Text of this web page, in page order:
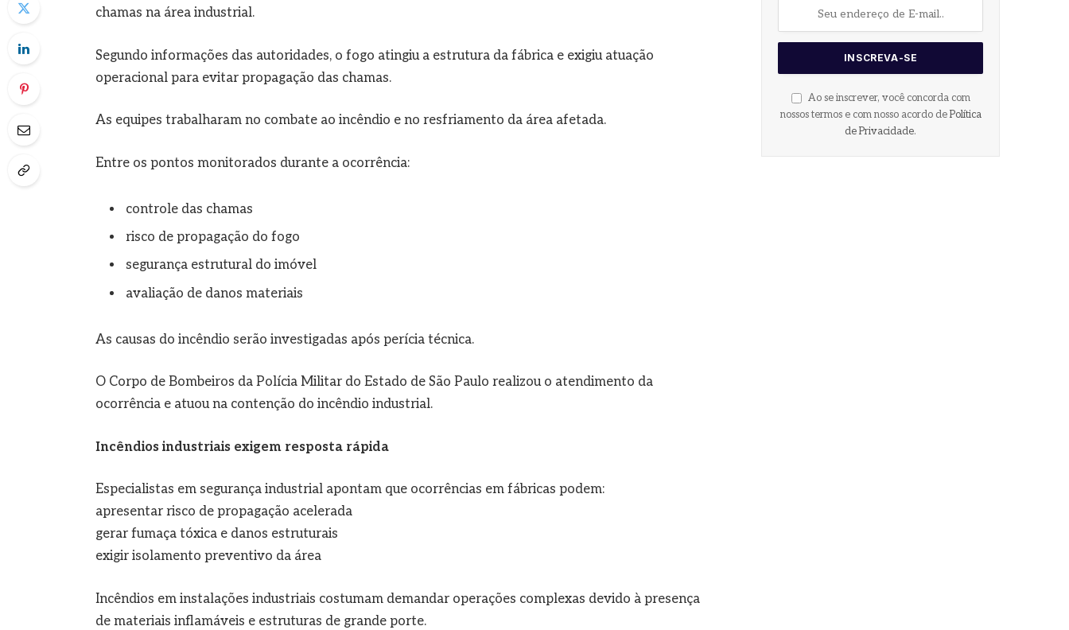
chamas na área industrial.
Segundo informações das autoridades, o fogo atingiu a estrutura da fábrica e exigiu atuação
operacional para evitar propagação das chamas.
As equipes trabalharam no combate ao incêndio e no resfriamento da área afetada.
Entre os pontos monitorados durante a ocorrência:
controle das chamas
risco de propagação do fogo
segurança estrutural do imóvel
avaliação de danos materiais
As causas do incêndio serão investigadas após perícia técnica.
O Corpo de Bombeiros da Polícia Militar do Estado de São Paulo realizou o atendimento da
ocorrência e atuou na contenção do incêndio industrial.
Incêndios industriais exigem resposta rápida
Especialistas em segurança industrial apontam que ocorrências em fábricas podem:
apresentar risco de propagação acelerada
gerar fumaça tóxica e danos estruturais
exigir isolamento preventivo da área
Incêndios em instalações industriais costumam demandar operações complexas devido à presença
de materiais inflamáveis e estruturas de grande porte.
Ao se inscrever, você concorda com
nossos termos e com nosso acordo de Política
de Privacidade.